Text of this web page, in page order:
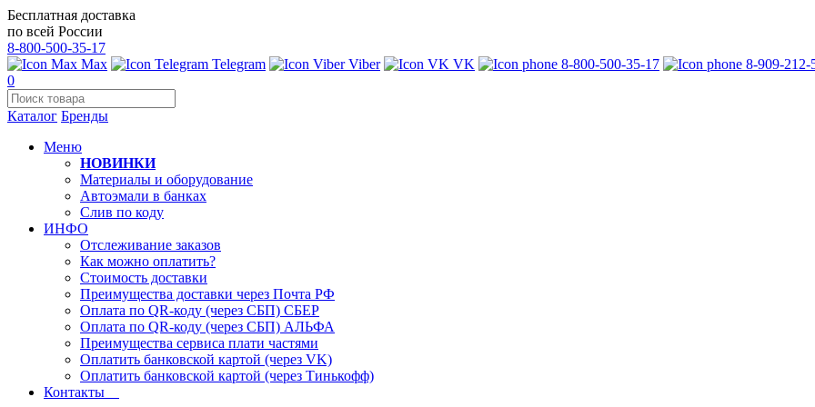
Бесплатная доставка
по всей России
8-800-500-35-17
Max
Telegram Viber VK 8-800-500-35-17
8-909-212-
0
Каталог Бренды
Меню
НОВИНКИ
Материалы и оборудование
Автоэмали в банках
Слив по коду
ИНФО
Отслеживание заказов
Как можно оплатить?
Стоимость доставки
Преимущества доставки через Почта РФ
Оплата по QR-коду (через СБП) СБЕР
Оплата по QR-коду (через СБП) АЛЬФА
Преимущества сервиса плати частями
Оплатить банковской картой (через VK)
Оплатить банковской картой (через Тинькофф)
Контакты